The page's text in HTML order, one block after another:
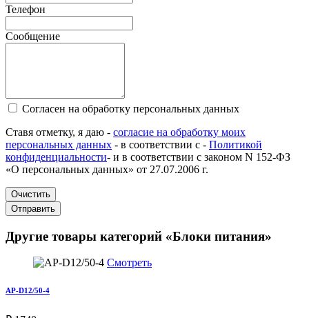
Телефон
Сообщение
Согласен на обработку персональных данных
Ставя отметку, я даю - согласие на обработку моих
персональных данных - в соответствии с - Политикой
конфиденциальности- и в соответствии с законом N 152-ФЗ
«О персональных данных» от 27.07.2006 г.
Очистить
Отправить
Другие товары категорий «Блоки питания»
Смотреть
AP-D12/50-4